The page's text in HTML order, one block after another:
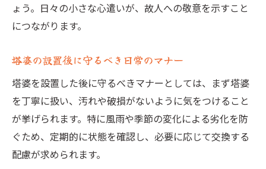
ょう。日々の小さな心遣いが、故人への敬意を示すこと
につながります。
塔婆の設置後に守るべき日常のマナー
塔婆を設置した後に守るべきマナーとしては、まず塔婆
を丁寧に扱い、汚れや破損がないように気をつけること
が挙げられます。特に風雨や季節の変化による劣化を防
ぐため、定期的に状態を確認し、必要に応じて交換する
配慮が求められます。